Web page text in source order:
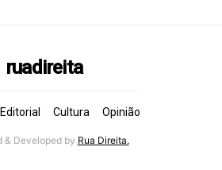
ruadireita
Editorial Cultura Opinião
& Developed by Rua Direita.